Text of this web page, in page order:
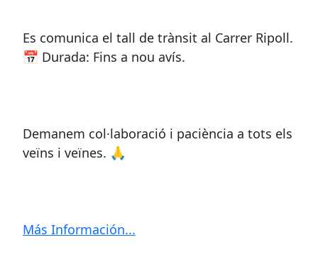
Es comunica el tall de trànsit al Carrer Ripoll.
📅 Durada: Fins a nou avís.
Demanem col·laboració i paciència a tots els
veïns i veïnes. 🙏
Más Información...